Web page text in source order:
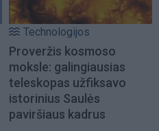
Technologijos
Proveržis kosmoso
moksle: galingiausias
teleskopas užfiksavo
istorinius Saulės
paviršiaus kadrus